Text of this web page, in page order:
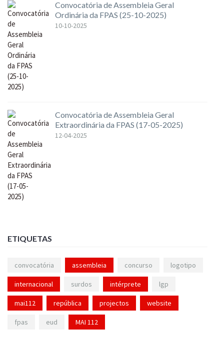
Convocatória de Assembleia Geral
Ordinária da FPAS (25-10-2025)
10-10-2025
Convocatória de Assembleia Geral
Extraordinária da FPAS (17-05-2025)
12-04-2025
ETIQUETAS
convocatória assembleia concurso logotipo
internacional surdos intérprete lgp
mai112 república projectos website
fpas eud MAI 112